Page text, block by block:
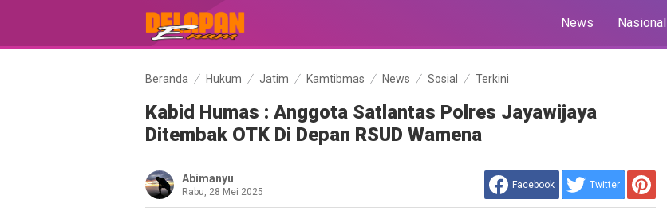
News Nasional
Beranda Hukum Jatim Kamtibmas News Sosial Terkini
Kabid Humas : Anggota Satlantas Polres Jayawijaya
Ditembak OTK Di Depan RSUD Wamena
Abimanyu
Rabu, 28 Mei 2025
Facebook Twitter